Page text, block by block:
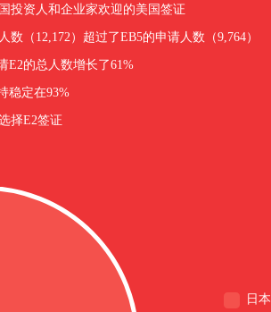
投资人和企业家欢迎的美国签证
数（12,172）超过了EB5的申请人数（9,764）
E2的总人数增长了61%
稳定在93%
择E2签证
日本